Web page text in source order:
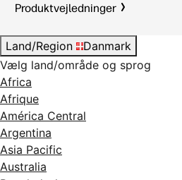
Produktvejledninger
Land/Region
Danmark
Vælg land/område og sprog
Africa
Afrique
América Central
Argentina
Asia Pacific
Australia